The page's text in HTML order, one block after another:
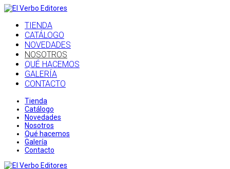
TIENDA
CATÁLOGO
NOVEDADES
NOSOTROS
QUÉ HACEMOS
GALERÍA
CONTACTO
Tienda
Catálogo
Novedades
Nosotros
Qué hacemos
Galería
Contacto